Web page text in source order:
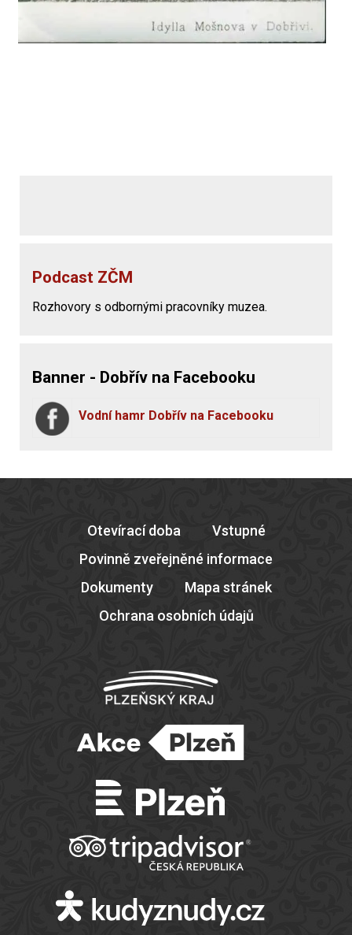
Podcast ZČM
Rozhovory s odbornými pracovníky muzea.
Banner - Dobřív na Facebooku
Vodní hamr Dobřív na Facebooku
Otevírací doba
Vstupné
Povinně zveřejněné informace
Dokumenty
Mapa stránek
Ochrana osobních údajů